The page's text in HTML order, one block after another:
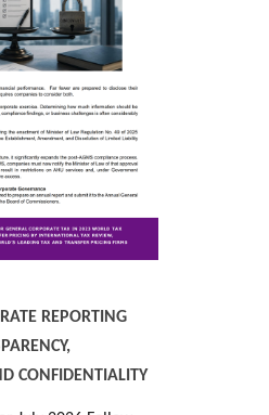
REPORTING
CONFIDENTIALITY